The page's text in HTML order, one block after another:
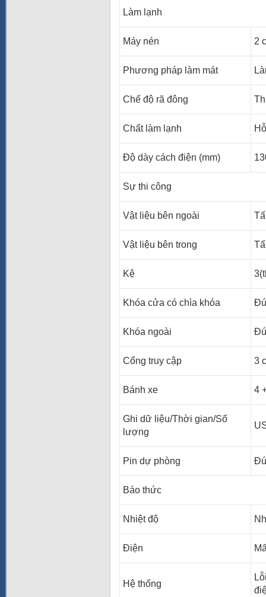
Làm lạnh
Máy nén 2
Phương pháp làm mát
Chế độ rã đông
Chất làm lạnh
Độ dày cách điện (mm)
Sự thi công
Vật liệu bên ngoài
Vật liệu bên trong
Kệ
Khóa cửa có chìa khóa
Khóa ngoài
Cổng truy cập 3
Bánh xe 4
Ghi dữ liệu/Thời gian/Số
lượng
Pin dự phòng
Báo thức
Nhiệt độ
Điện
Hệ thống